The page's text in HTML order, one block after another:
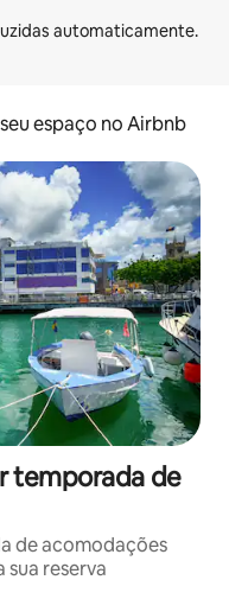
espaço no Airbnb
temporada de
de acomodações
sua reserva